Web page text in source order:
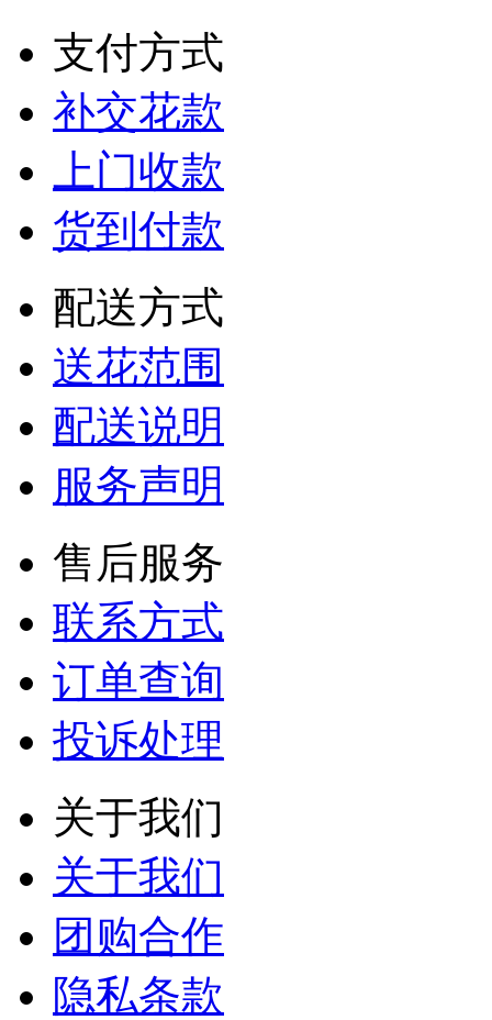
支付方式
补交花款
上门收款
货到付款
配送方式
送花范围
配送说明
服务声明
售后服务
联系方式
订单查询
投诉处理
关于我们
关于我们
团购合作
隐私条款